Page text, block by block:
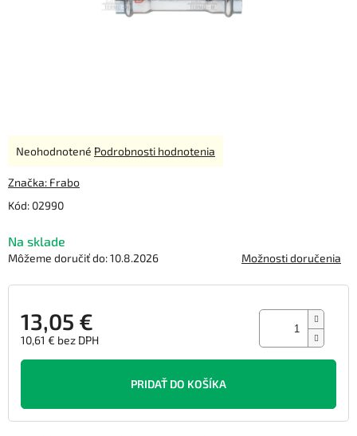
Kód: 02990
Na sklade
Môžeme doručiť do:10.8.2026 Možnosti doručenia
13,05 €
10,61 € bez DPH
Jednotková
PRIDAŤ DO KOŠÍKA
Priemerné
produktu
0,0
5
hviezdičiek.
Neohodnotené Podrobnosti hodnotenia
Značka: Frabo